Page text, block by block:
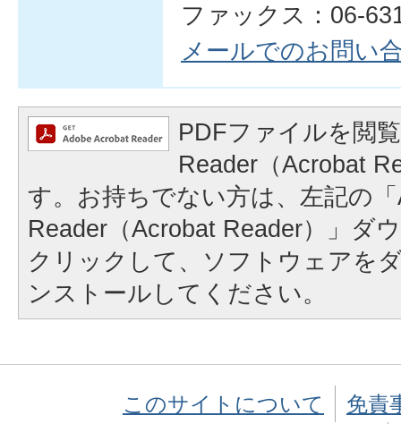
ファックス：06-
メールでのお問い
PDFファイルを閲
Reader（Acrobat
す。お持ちでない方は、左記の
Reader（Acrobat Reader）」ダ
クリックして、ソフトウェアを
ンストールしてください。
このサイトについて
免責